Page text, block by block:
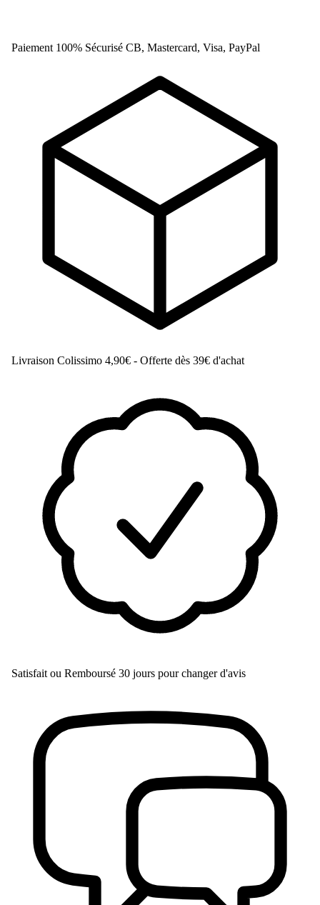
Paiement 100% Sécurisé CB, Mastercard, Visa, PayPal
Livraison Colissimo 4,90€ - Offerte dès 39€ d'achat
Satisfait ou Remboursé 30 jours pour changer d'avis